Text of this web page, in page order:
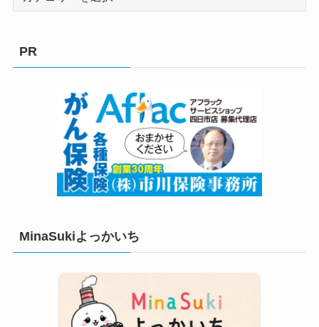
PR
MinaSukiよっかいち